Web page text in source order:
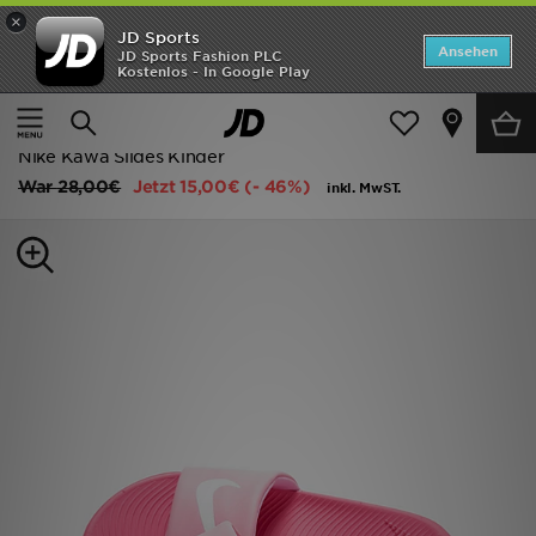
×
JD Sports
JD Sports Fashion PLC
Kostenlos - In Google Play
Ansehen
Startseite
Kinder
Schuhe Jugendliche (Gr. 36-38.5)
Nike Kawa Slides Kinder
War28,00€ Jetzt15,00€ (- 46%) inkl. MwST.
Startseite
ANGEBOTE
Marken
Herren
JD Exklusives